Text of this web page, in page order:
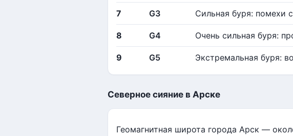
7 G3 Сильная буря: помехи
8 G4 Очень сильная буря:
9 G5 Экстремальная буря:
Северное сияние в Арске
Геомагнитная широта города Арск —